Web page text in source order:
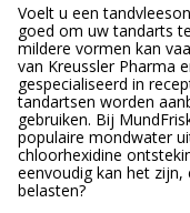
Voelt u een
goed om uw tandarts
mildere vormen kan
van Kreussler Pharma
gespecialiseerd in
tandartsen worden
gebruiken. Bij
populaire mondwater
chloorhexidine
eenvoudig kan het
belasten?